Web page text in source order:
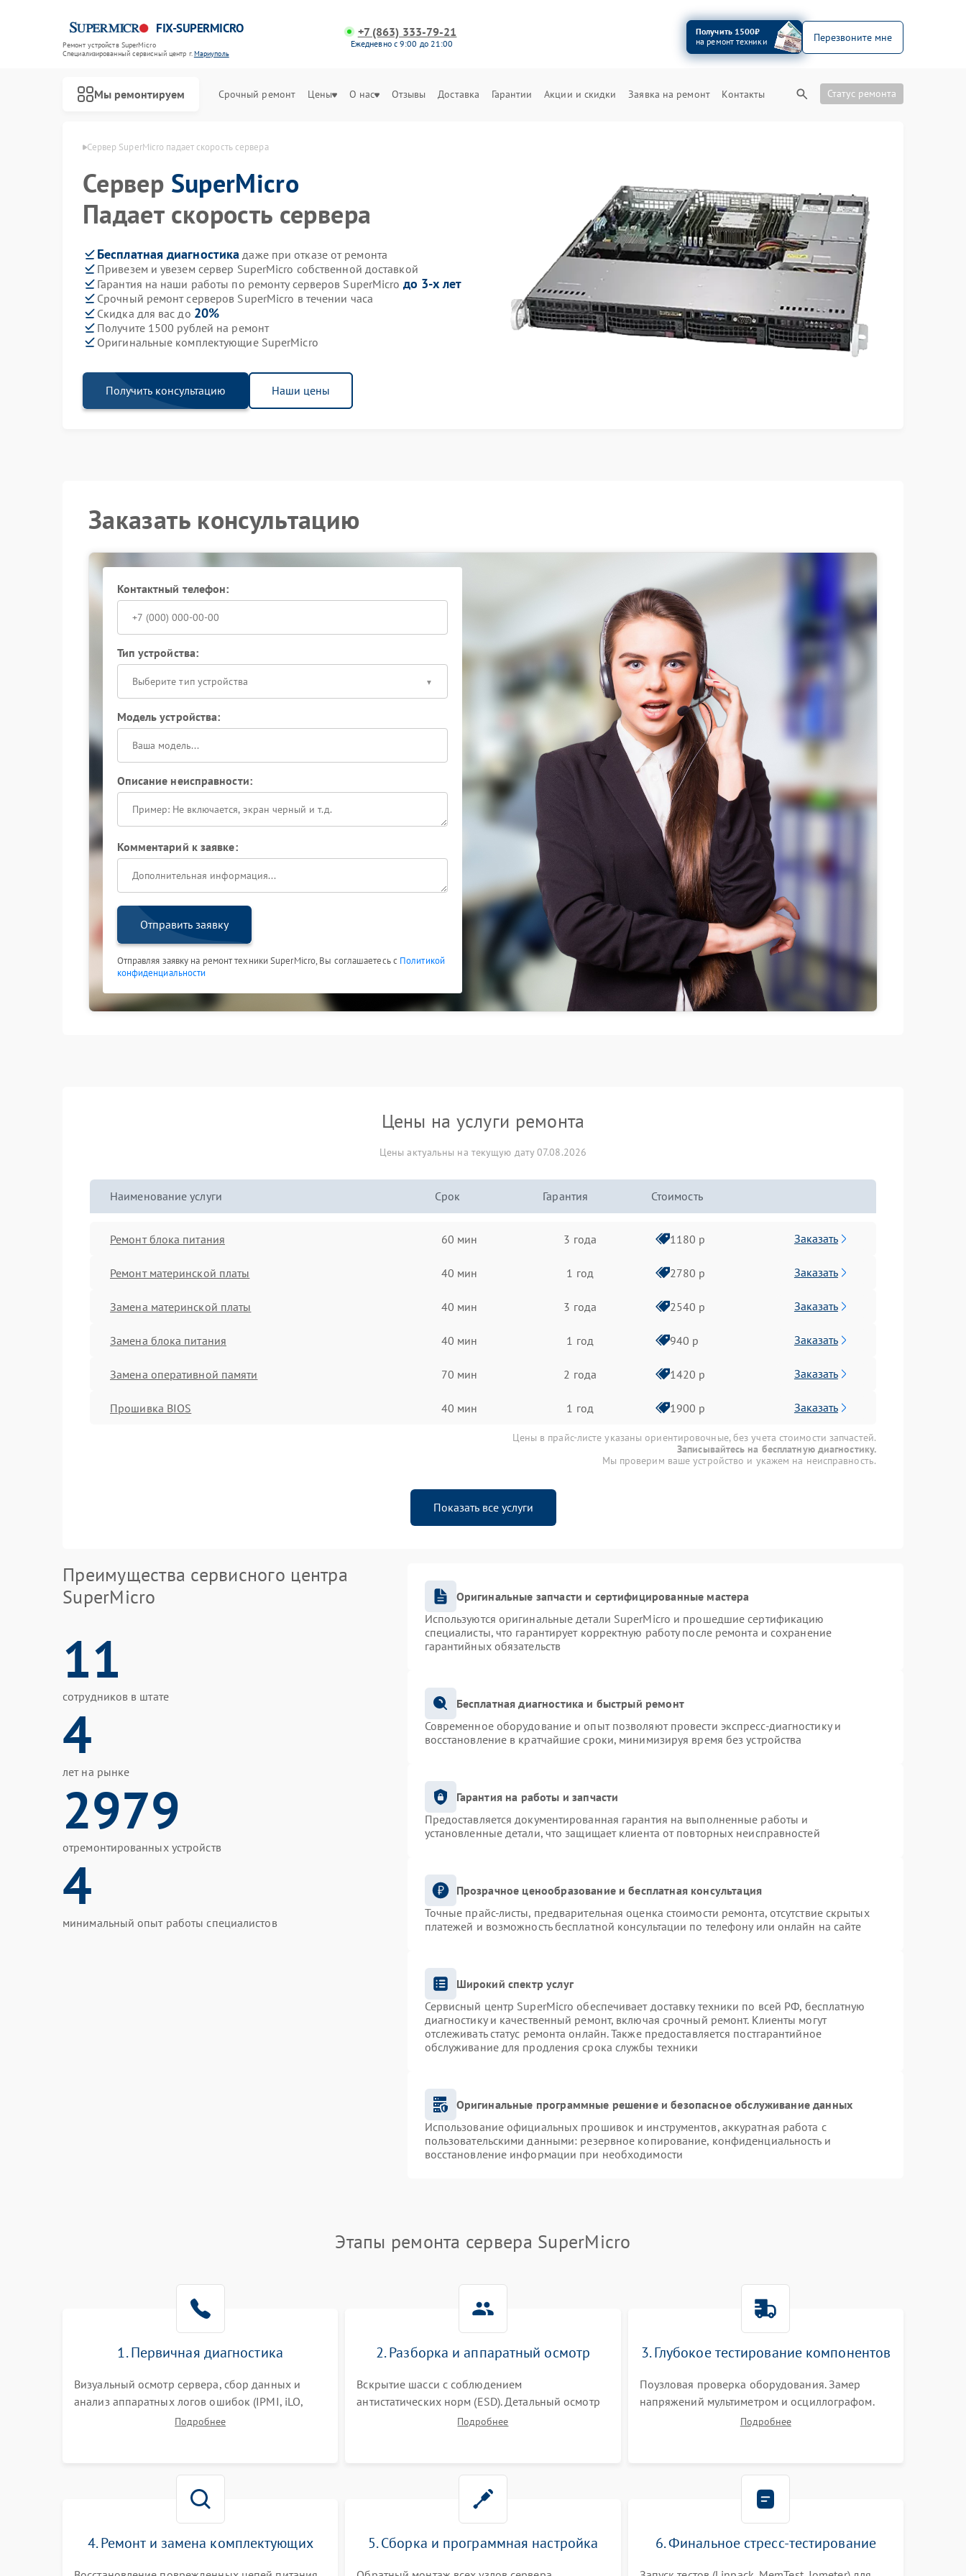
FIX-SUPERMICRO
Ремонт устройств SuperMicro
Специализированный cервисный центр г.Мариуполь
+7 (863) 333-79-21
Ежедневно с 9:00 до 21:00
Получить 1500₽
на ремонт техники
Перезвоните мне
Мы ремонтируем Срочный ремонт Цены О нас Отзывы Доставка Гарантии Акции и скидки Заявка на ремонт Контакты Статус ремонта
Сервер SuperMicro падает скорость сервера
Сервер SuperMicro
Падает скорость сервера
Бесплатная диагностика даже при отказе от ремонта
Привезем и увезем сервер SuperMicro собственной доставкой
Гарантия на наши работы по ремонту серверов SuperMicro до 3-х лет
Срочный ремонт серверов SuperMicro в течении часа
Скидка для вас до 20%
Получите 1500 рублей на ремонт
Оригинальные комплектующие SuperMicro
Получить консультацию Наши цены
Заказать консультацию
Контактный телефон:
Тип устройства:
Выберите тип устройства
Модель устройства:
Описание неисправности:
Комментарий к заявке:
Отправить заявку
Отправляя заявку на ремонт техники SuperMicro, Вы соглашаетесь с Политикой
конфиденциальности
Цены на услуги ремонта
Цены актуальны на текущую дату 07.08.2026
Наименование услуги Срок Гарантия Стоимость
Ремонт блока питания 60 мин 3 года 1180 р Заказать
Ремонт материнской платы 40 мин 1 год 2780 р Заказать
Замена материнской платы 40 мин 3 года 2540 р Заказать
Замена блока питания 40 мин 1 год 940 р Заказать
Замена оперативной памяти 70 мин 2 года 1420 р Заказать
Прошивка BIOS 40 мин 1 год 1900 р Заказать
Цены в прайс-листе указаны ориентировочные, без учета стоимости запчастей.
Записывайтесь на бесплатную диагностику.
Мы проверим ваше устройство и укажем на неисправность.
Показать все услуги
Преимущества сервисного центра
SuperMicro
11
сотрудников в штате
4
лет на рынке
2979
отремонтированных устройств
4
минимальный опыт работы специалистов
Оригинальные запчасти и сертифицированные мастера
Используются оригинальные детали SuperMicro и прошедшие сертификацию
специалисты, что гарантирует корректную работу после ремонта и сохранение
гарантийных обязательств
Бесплатная диагностика и быстрый ремонт
Современное оборудование и опыт позволяют провести экспресс-диагностику и
восстановление в кратчайшие сроки, минимизируя время без устройства
Гарантия на работы и запчасти
Предоставляется документированная гарантия на выполненные работы и
установленные детали, что защищает клиента от повторных неисправностей
Прозрачное ценообразование и бесплатная консультация
Точные прайс-листы, предварительная оценка стоимости ремонта, отсутствие скрытых
платежей и возможность бесплатной консультации по телефону или онлайн на сайте
Широкий спектр услуг
Сервисный центр SuperMicro обеспечивает доставку техники по всей РФ, бесплатную
диагностику и качественный ремонт, включая срочный ремонт. Клиенты могут
отслеживать статус ремонта онлайн. Также предоставляется постгарантийное
обслуживание для продления срока службы техники
Оригинальные программные решение и безопасное обслуживание данных
Использование официальных прошивок и инструментов, аккуратная работа с
пользовательскими данными: резервное копирование, конфиденциальность и
восстановление информации при необходимости
Этапы ремонта сервера SuperMicro
1. Первичная диагностика
Визуальный осмотр сервера, сбор данных и
анализ аппаратных логов ошибок (IPMI, iLO,
iDRAC). Проверка цепей питания и базовой
Подробнее
2. Разборка и аппаратный осмотр
Вскрытие шасси с соблюдением
антистатических норм (ESD). Детальный осмотр
материнской платы, процессоров, RAID-
Подробнее
3. Глубокое тестирование компонентов
Поузловая проверка оборудования. Замер
напряжений мультиметром и осциллографом.
Проверка модулей памяти (ECC) и состояния
Подробнее
4. Ремонт и замена комплектующих 5. Сборка и программная настройка 6. Финальное стресс-тестирование